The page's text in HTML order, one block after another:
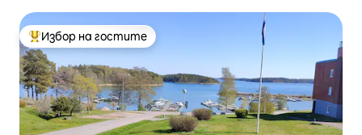
Най-популярен избор на гостите
Избор на гостите